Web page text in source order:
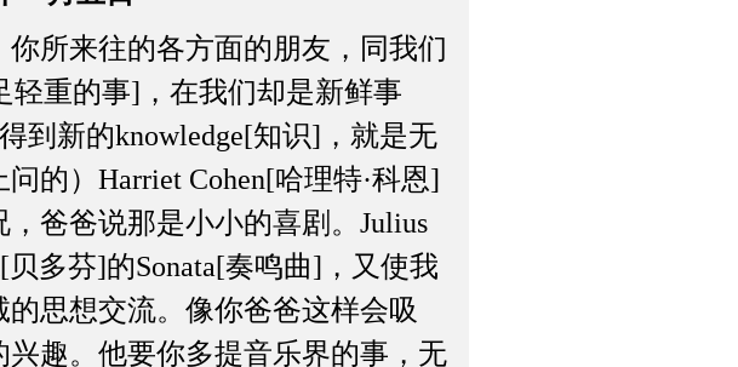
所来往的各方面的朋友，同我们
重的事]，在我们却是新鲜事
到新的knowledge[知识]，就是无
的）Harriet Cohen[哈理特·科恩]
爸爸说那是小小的喜剧。Julius
多芬]的Sonata[奏鸣曲]，又使我
思想交流。像你爸爸这样会吸
趣。他要你多提音乐界的事，无